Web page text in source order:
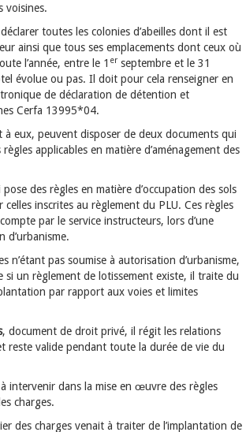
voisines.
toutes les colonies d’abeilles dont il est
ainsi que tous ses emplacements dont ceux où
l’année, entre le 1 er septembre et le 31
évolue ou pas. Il doit pour cela renseigner en
de déclaration de détention et
Cerfa 13995*04.
à eux, peuvent disposer de deux documents qui
applicables en matière d’aménagement des
pose des règles en matière d’occupation des sols
inscrites au règlement du PLU. Ces règles
par le service instructeurs, lors d’une
d’urbanisme.
n’étant pas soumise à autorisation d’urbanisme,
si un règlement de lotissement existe, il traite du
par rapport aux voies et limites
, document de droit privé, il régit les relations
reste valide pendant toute la durée de vie du
à intervenir dans la mise en œuvre des règles
charges.
des charges venait à traiter de l’implantation de